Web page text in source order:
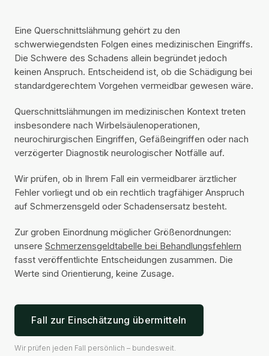
Eine Querschnittslähmung gehört zu den
schwerwiegendsten Folgen eines medizinischen Eingriffs.
Die Schwere des Schadens allein begründet jedoch
keinen Anspruch. Entscheidend ist, ob die Schädigung bei
standardgerechtem Vorgehen vermeidbar gewesen wäre.
Querschnittslähmungen im medizinischen Kontext treten
insbesondere nach Wirbelsäulenoperationen,
neurochirurgischen Eingriffen, Gefäßeingriffen oder nach
verzögerter Diagnostik neurologischer Notfälle auf.
Wir prüfen, ob in Ihrem Fall ein vermeidbarer ärztlicher
Fehler vorliegt und ob ein rechtlich tragfähiger Anspruch
auf Schmerzensgeld oder Schadensersatz besteht.
Zur groben Einordnung möglicher Größenordnungen:
unsere Schmerzensgeldtabelle bei Behandlungsfehlern
fasst veröffentlichte Entscheidungen zusammen. Die
Werte sind Orientierung, keine Zusage.
Fall zur Einschätzung übermitteln
Wir prüfen jeden Fall persönlich – bundesweit.